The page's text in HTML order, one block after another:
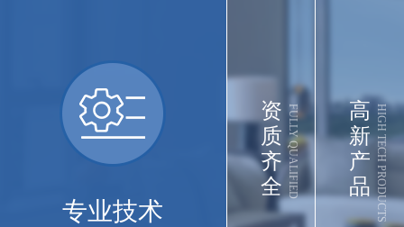
专业技术
资
质
齐
全 FULLY QUALIFIED
高
新
产
品 HIGH TECH PRODUCTS